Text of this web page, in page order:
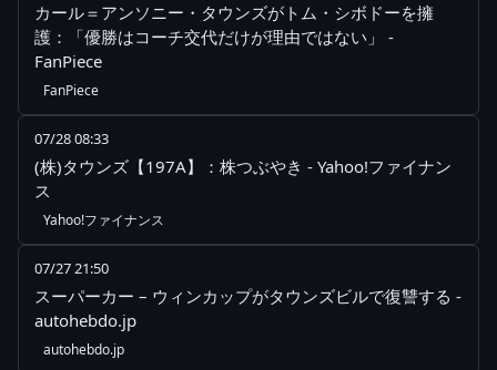
カール＝アンソニー・タウンズがトム・シボドーを擁
護：「優勝はコーチ交代だけが理由ではない」 -
FanPiece
FanPiece
07/28 08:33
(株)タウンズ【197A】：株つぶやき - Yahoo!ファイナン
ス
Yahoo!ファイナンス
07/27 21:50
スーパーカー – ウィンカップがタウンズビルで復讐する -
autohebdo.jp
autohebdo.jp